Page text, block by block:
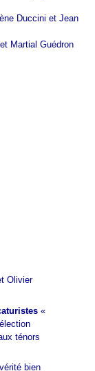
Duccini et Jean
Martial Guédron
Olivier
«
ténors
bien